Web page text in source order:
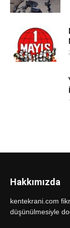
Hakkımızda
kentekrani.com
düşünülmesiyle